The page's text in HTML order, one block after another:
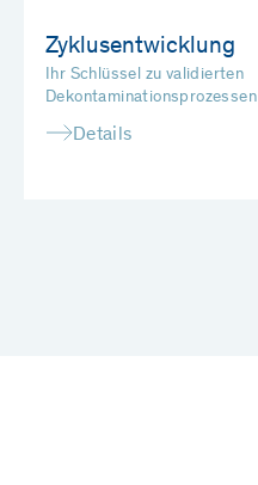
Zyklusentwicklung
Ihr Schlüssel zu validierten
Dekontaminationsprozessen
Details